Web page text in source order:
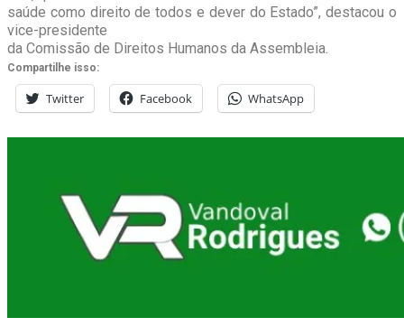
saúde como direito de todos e dever do Estado”, destacou o
vice-presidente
da Comissão de Direitos Humanos da Assembleia.
Compartilhe isso:
Twitter Facebook WhatsApp